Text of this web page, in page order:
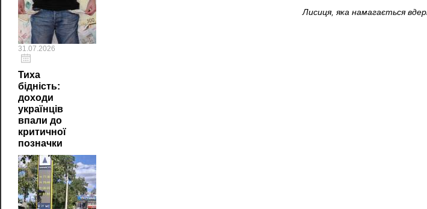
31.07.2026
Тиха
бідність:
доходи
українців
впали до
критичної
позначки
Лисиця, яка намагається